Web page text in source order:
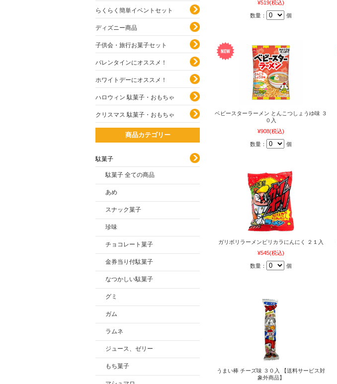
¥519(税込)
数量： 個
ベビースターラーメン とんこつしょうゆ味 ３
０入
¥908(税込)
数量： 個
ガリボリラーメンピリカラにんにく ２１入
¥545(税込)
数量： 個
うまい棒 チーズ味 ３０入 【送料サービス対
象外商品】
らくらく簡単イベントセット
ディズニー商品
子供会・旅行お菓子セット
バレンタインにオススメ！
ホワイトデーにオススメ！
ハロウィン 駄菓子・おもちゃ
クリスマス 駄菓子・おもちゃ
商品カテゴリー
駄菓子
駄菓子 全ての商品
あめ
スナック菓子
珍味
チョコレート菓子
金券当り付駄菓子
なつかしい駄菓子
グミ
ガム
ラムネ
ジュース、ゼリー
もち菓子